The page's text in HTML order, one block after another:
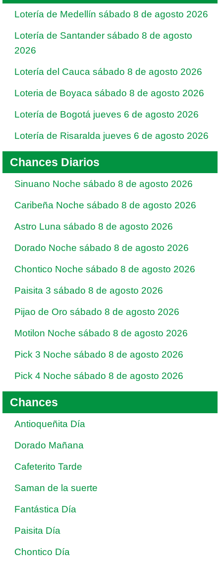
Lotería de Medellín sábado 8 de agosto 2026
Lotería de Santander sábado 8 de agosto
2026
Lotería del Cauca sábado 8 de agosto 2026
Loteria de Boyaca sábado 8 de agosto 2026
Lotería de Bogotá jueves 6 de agosto 2026
Lotería de Risaralda jueves 6 de agosto 2026
Chances Diarios
Sinuano Noche sábado 8 de agosto 2026
Caribeña Noche sábado 8 de agosto 2026
Astro Luna sábado 8 de agosto 2026
Dorado Noche sábado 8 de agosto 2026
Chontico Noche sábado 8 de agosto 2026
Paisita 3 sábado 8 de agosto 2026
Pijao de Oro sábado 8 de agosto 2026
Motilon Noche sábado 8 de agosto 2026
Pick 3 Noche sábado 8 de agosto 2026
Pick 4 Noche sábado 8 de agosto 2026
Chances
Antioqueñita Día
Dorado Mañana
Cafeterito Tarde
Saman de la suerte
Fantástica Día
Paisita Día
Chontico Día